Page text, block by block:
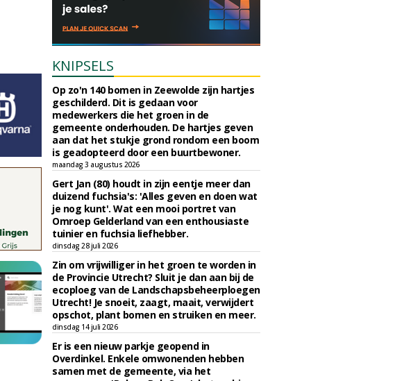
KNIPSELS
Op zo'n 140 bomen in Zeewolde zijn hartjes
geschilderd. Dit is gedaan voor
medewerkers die het groen in de
gemeente onderhouden. De hartjes geven
aan dat het stukje grond rondom een boom
is geadopteerd door een buurtbewoner.
maandag 3 augustus 2026
Gert Jan (80) houdt in zijn eentje meer dan
duizend fuchsia's: 'Alles geven en doen wat
je nog kunt'. Wat een mooi portret van
Omroep Gelderland van een enthousiaste
tuinier en fuchsia liefhebber.
dinsdag 28 juli 2026
Zin om vrijwilliger in het groen te worden in
de Provincie Utrecht? Sluit je dan aan bij de
ecoploeg van de Landschapsbeheerploegen
Utrecht! Je snoeit, zaagt, maait, verwijdert
opschot, plant bomen en struiken en meer.
dinsdag 14 juli 2026
Er is een nieuw parkje geopend in
Overdinkel. Enkele omwonenden hebben
samen met de gemeente, via het